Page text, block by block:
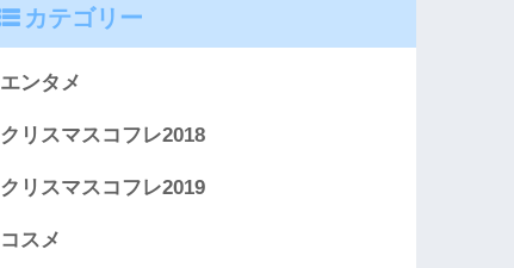
カテゴリー
エンタメ
クリスマスコフレ2018
クリスマスコフレ2019
コスメ